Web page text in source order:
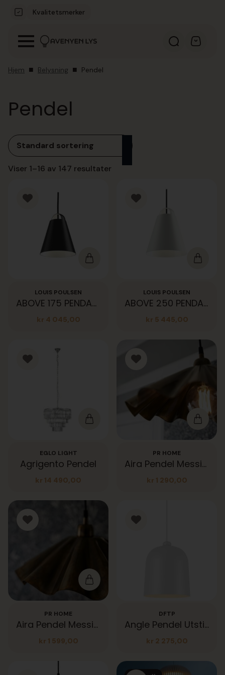
Kvalitetsmerker
Hjem Belysning Pendel
Pendel
Viser 1–16 av 147 resultater
LOUIS POULSEN
ABOVE 175 PENDANT 60W E27 BLK
kr 4 045,00
LOUIS POULSEN
ABOVE 250 PENDANT 60W E27 WHT
kr 5 445,00
EGLO LIGHT
Agrigento Pendel
kr 14 490,00
PR HOME
Aira Pendel Messing 41cm
kr 1 290,00
PR HOME
Aira Pendel Messing 51cm
kr 1 599,00
DFTP
Angle Pendel Utstillingsmodell
kr 2 275,00